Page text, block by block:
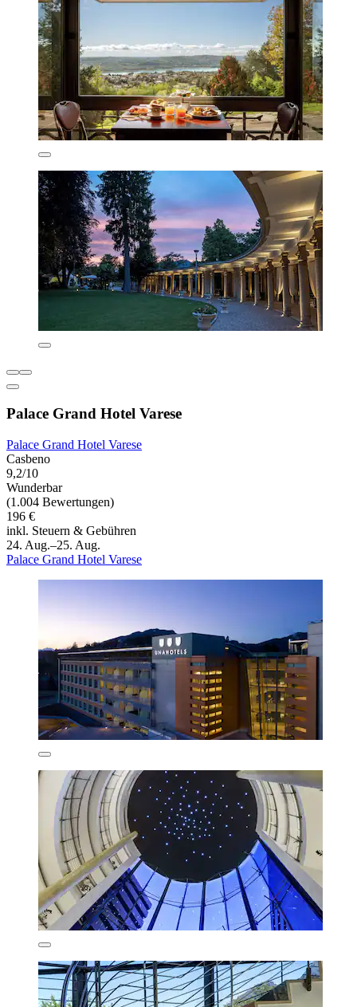
Palace Grand Hotel Varese
Palace Grand Hotel Varese
Casbeno
9,2/10
Wunderbar
(1.004 Bewertungen)
196 €
inkl. Steuern & Gebühren
24. Aug.–25. Aug.
Palace Grand Hotel Varese